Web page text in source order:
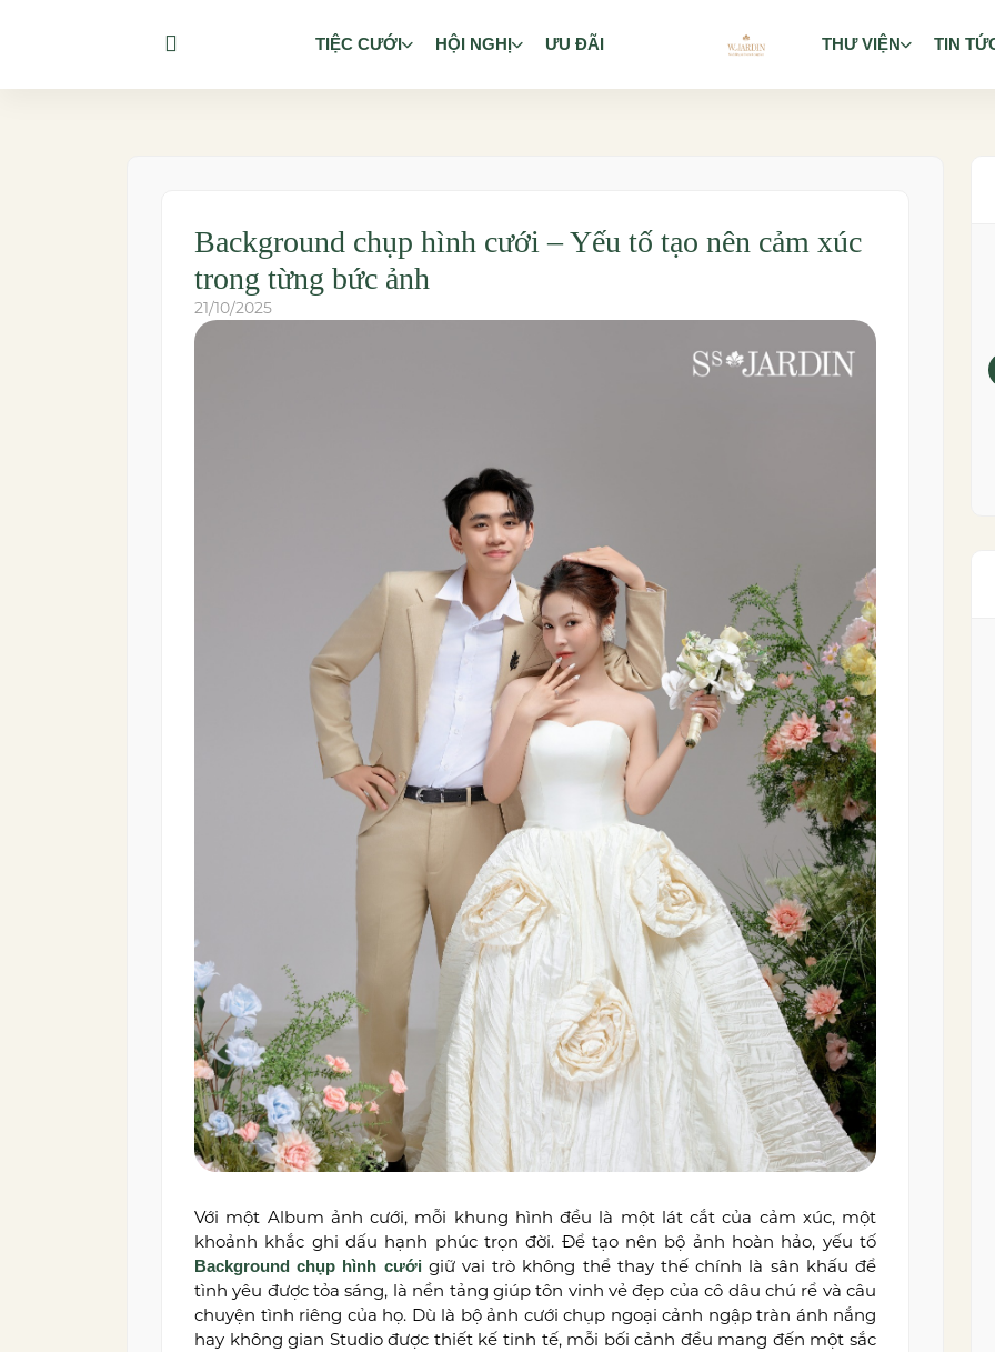
TIỆC CƯỚI HỘI NGHỊ ƯU ĐÃI THƯ VIỆN TIN
Background chụp hình cưới – Yếu tố tạo nên cảm xúc
trong từng bức ảnh
21/10/2025
Với một Album ảnh cưới, mỗi khung hình đều là một lát cắt của cảm xúc, một
khoảnh khắc ghi dấu hạnh phúc trọn đời. Để tạo nên bộ ảnh hoàn hảo, yếu tố
Background chụp hình cướigiữ vai trò không thể thay thế chính là sân khấu để
tình yêu được tỏa sáng, là nền tảng giúp tôn vinh vẻ đẹp của cô dâu chú rể và câu
chuyện tình riêng của họ. Dù là bộ ảnh cưới chụp ngoại cảnh ngập tràn ánh nắng
hay không gian Studio được thiết kế tinh tế, mỗi bối cảnh đều mang đến một sắc